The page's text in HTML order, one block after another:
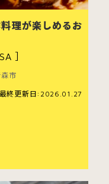
理が楽しめるお
］
森市
最終更新日:2026.01.27